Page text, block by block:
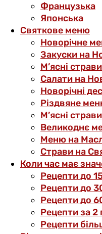
Французька
Японська
Святкове меню
Новорічне
Закуски на
М’ясні
Салати на
Новорічні
Різдвяне
М’ясні
Великоднє
Меню на
Страви на
Коли час має
Рецепти до
Рецепти до
Рецепти до
Рецепти за 2
Рецепти